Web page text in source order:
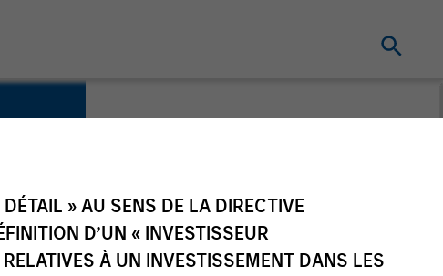
» AU SENS DE LA DIRECTIVE
D’UN « INVESTISSEUR
À UN INVESTISSEMENT DANS LES